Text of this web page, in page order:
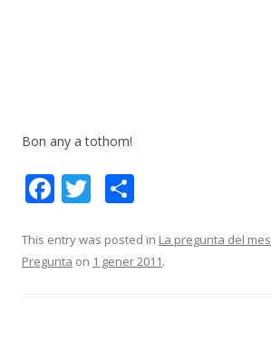
Bon any a tothom!
F
e
b
T
itt
er
m
p
This entry was posted in La pregunta del mes
Pregunta on 1 gener 2011.